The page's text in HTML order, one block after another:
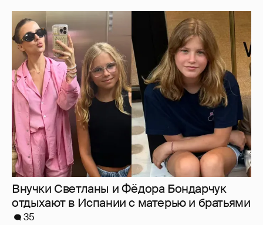
Внучки Светланы и Фёдора Бондарчук
отдыхают в Испании с матерью и братьями
35